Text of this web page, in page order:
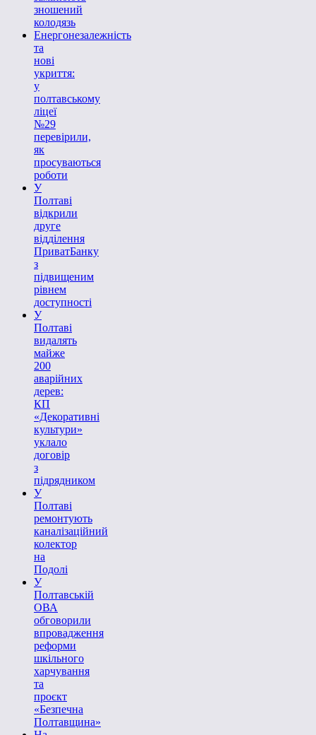
зношений
колодязь
Енергонезалежність
та
нові
укриття:
у
полтавському
ліцеї
№29
перевірили,
як
просуваються
роботи
У
Полтаві
відкрили
друге
відділення
ПриватБанку
з
підвищеним
рівнем
доступності
У
Полтаві
видалять
майже
200
аварійних
дерев:
КП
«Декоративні
культури»
уклало
договір
з
підрядником
У
Полтаві
ремонтують
каналізаційний
колектор
на
Подолі
У
Полтавській
ОВА
обговорили
впровадження
реформи
шкільного
харчування
та
проєкт
«Безпечна
Полтавщина»